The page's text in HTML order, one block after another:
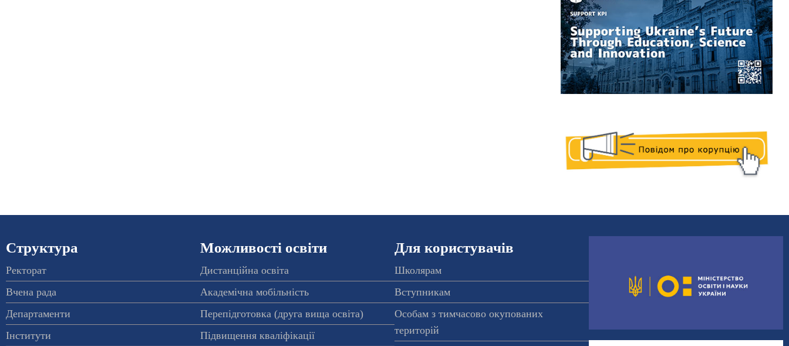
Структура
Ректорат
Вчена рада
Департаменти
Інститути
Можливості освіти
Дистанційна освіта
Академічна мобільність
Перепідготовка (друга вища освіта)
Підвищення кваліфікації
Для користувачів
Школярам
Вступникам
Особам з тимчасово окупованих
територій